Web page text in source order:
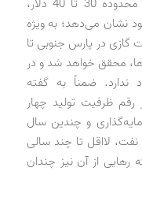
این، نوسان قیمت سبد نفتی اوپک در محدوده 30 تا 40 دلار،
نشان می‌دهد؛ به ویژه
گازی در پارس جنوبی تا
فازها، محقق خواهد شد و در
ضمناً به گفته
ظرفیت تولید چهار
و چندین سال
لااقل تا چند سالی
رهایی از آن نیز چندان